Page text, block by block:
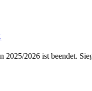
2025/2026 ist beendet.